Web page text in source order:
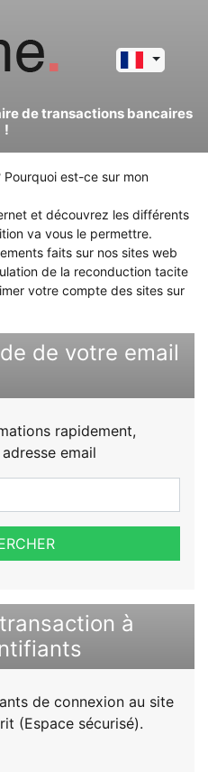
de transactions bancaires
!
est-ce sur mon
et découvrez les différents
va vous le permettre.
faits sur nos sites web
de la reconduction tacite
votre compte des sites sur
de votre email
rapidement,
email
à
de connexion au site
(Espace sécurisé).